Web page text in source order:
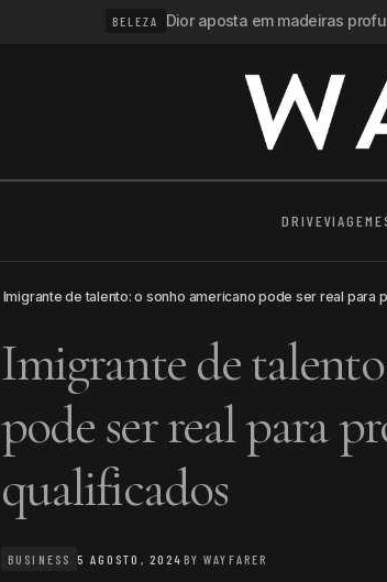
BELEZA Dior aposta em madeiras
DRIVEVIAGEM
Imigrante de talento: o sonho americano pode ser real para
Imigrante de
pode ser real para
qualificados
BUSINESS 5 AGOSTO, 2024 BY WAYFARER